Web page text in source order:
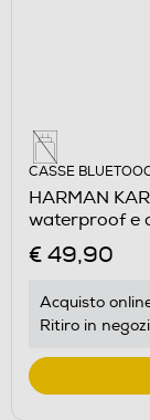
CASSE
HARMAN
waterproof e
€ 49,90
Acquisto
Ritiro in